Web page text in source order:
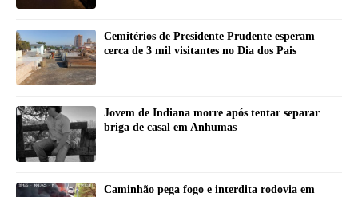
Cemitérios de Presidente Prudente esperam
cerca de 3 mil visitantes no Dia dos Pais
Jovem de Indiana morre após tentar separar
briga de casal em Anhumas
Caminhão pega fogo e interdita rodovia em